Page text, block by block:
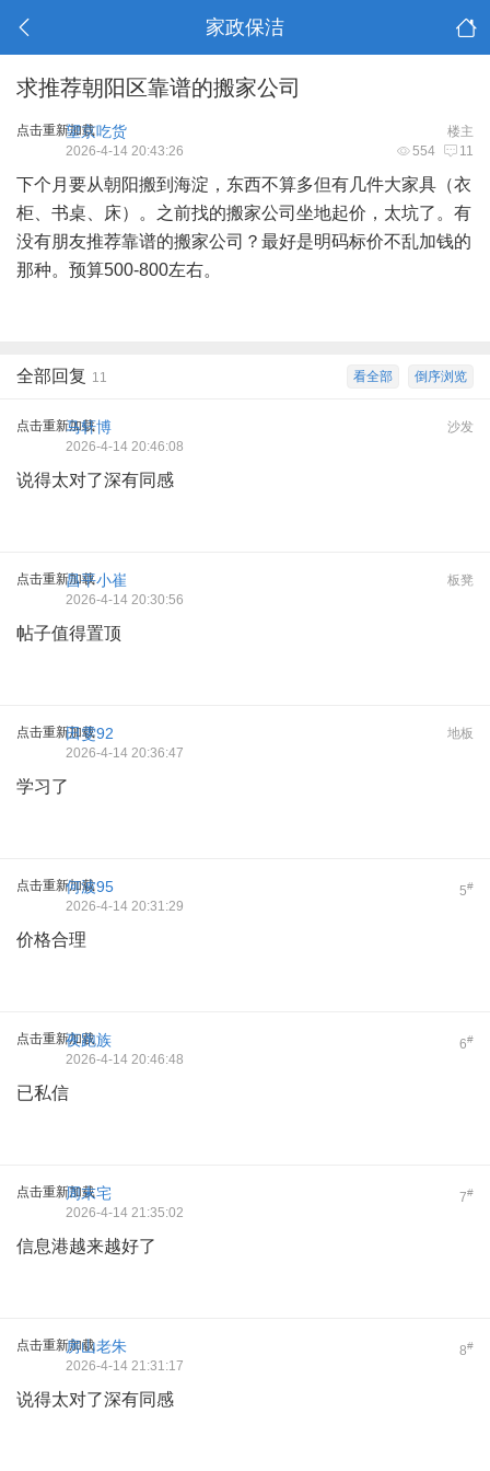
家政保洁
求推荐朝阳区靠谱的搬家公司
点击重新加载 楼主
望京吃货
554 11
2026-4-14 20:43:26
下个月要从朝阳搬到海淀，东西不算多但有几件大家具（衣
柜、书桌、床）。之前找的搬家公司坐地起价，太坑了。有
没有朋友推荐靠谱的搬家公司？最好是明码标价不乱加钱的
那种。预算500-800左右。
倒序浏览
看全部
全部回复 11
点击重新加载 沙发
马轩博
2026-4-14 20:46:08
说得太对了深有同感
点击重新加载 板凳
昌平小崔
2026-4-14 20:30:56
帖子值得置顶
点击重新加载 地板
田雯92
2026-4-14 20:36:47
学习了
点击重新加载 5#
何波95
2026-4-14 20:31:29
价格合理
点击重新加载 6#
夜跑族
2026-4-14 20:46:48
已私信
点击重新加载 7#
周末宅
2026-4-14 21:35:02
信息港越来越好了
点击重新加载 8#
房山老朱
2026-4-14 21:31:17
说得太对了深有同感